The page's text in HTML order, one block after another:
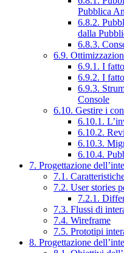
Pubblica
6.8.2.
dalla
6.8.3.
6.9.
6.9.1. I
6.9.2. I
6.9.3.
Console
6.10. Gestire i
6.10.1.
6.10.2.
6.10.3.
6.10.4.
7. Progettazione
7.1.
7.2. User stories
7.2.1.
7.3. Flussi di
7.4. Wireframe
7.5. Prototipi
8. Progettazione